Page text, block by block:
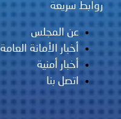
روابط سريعة
عن المجلس
أخبار الأمانة العامة
أخبار أمنية
اتصل بنا